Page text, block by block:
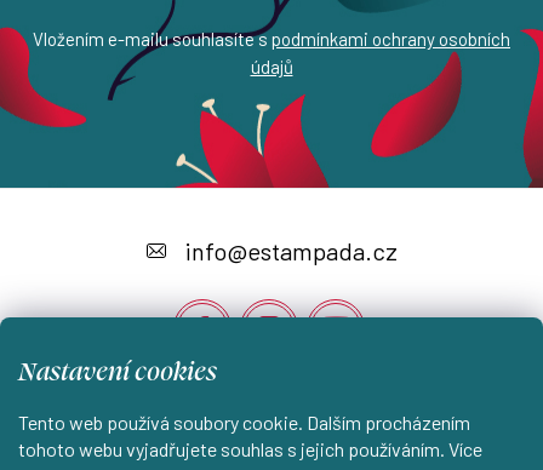
Nastavení cookies
Tento web používá soubory cookie. Dalším procházením
tohoto webu vyjadřujete souhlas s jejich používáním. Více
Vložením e-mailu souhlasíte spodmínkami ochrany osobních
údajů
a
Instagram
info@estampada.cz